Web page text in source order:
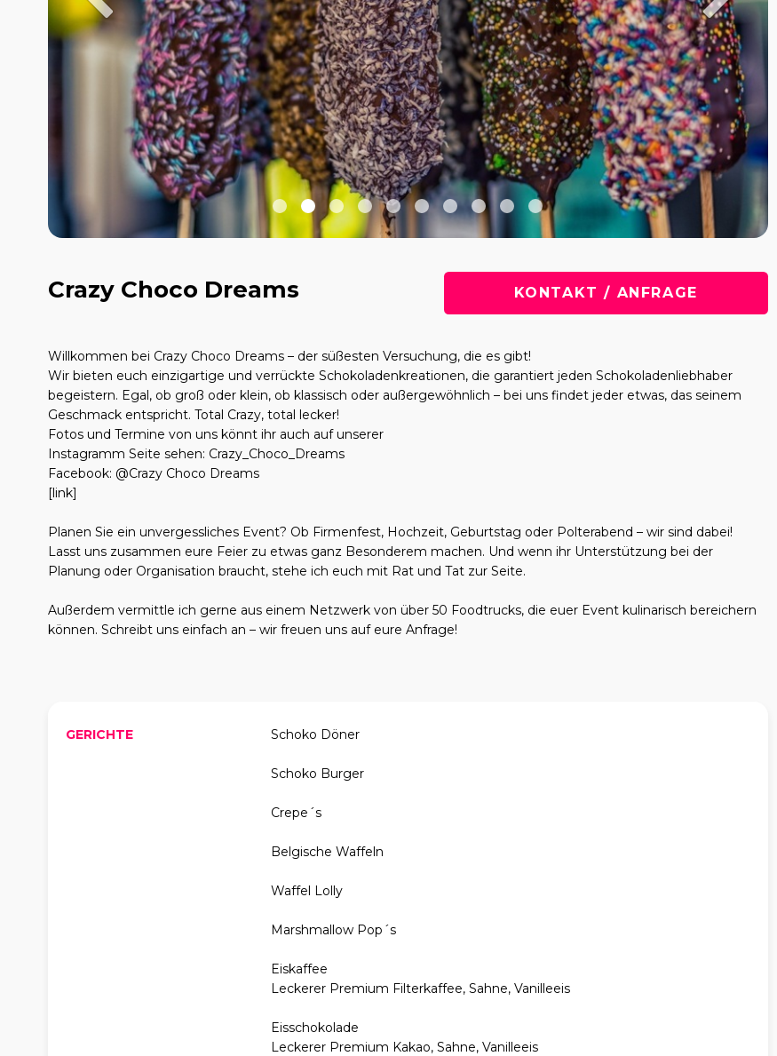
Crazy Choco Dreams KONTAKT / ANFRAGE
Willkommen bei Crazy Choco Dreams – der süßesten Versuchung, die es gibt!
Wir bieten euch einzigartige und verrückte Schokoladenkreationen, die garantiert jeden Schokoladenliebhaber
begeistern. Egal, ob groß oder klein, ob klassisch oder außergewöhnlich – bei uns findet jeder etwas, das seinem
Geschmack entspricht. Total Crazy, total lecker!
Fotos und Termine von uns könnt ihr auch auf unserer
Instagramm Seite sehen: Crazy_Choco_Dreams
Facebook: @Crazy Choco Dreams
[link]
Planen Sie ein unvergessliches Event? Ob Firmenfest, Hochzeit, Geburtstag oder Polterabend – wir sind dabei!
Lasst uns zusammen eure Feier zu etwas ganz Besonderem machen. Und wenn ihr Unterstützung bei der
Planung oder Organisation braucht, stehe ich euch mit Rat und Tat zur Seite.
Außerdem vermittle ich gerne aus einem Netzwerk von über 50 Foodtrucks, die euer Event kulinarisch bereichern
können. Schreibt uns einfach an – wir freuen uns auf eure Anfrage!
GERICHTE Schoko Döner
Schoko Burger
Crepe´s
Belgische Waffeln
Waffel Lolly
Marshmallow Pop´s
Eiskaffee
Leckerer Premium Filterkaffee, Sahne, Vanilleeis
Eisschokolade
Leckerer Premium Kakao, Sahne, Vanilleeis